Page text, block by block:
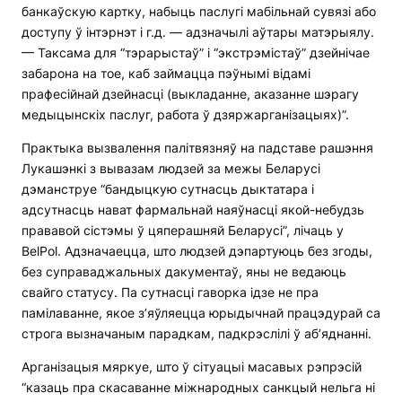
банкаўскую картку, набыць паслугі мабільнай сувязі або
доступу ў інтэрнэт і г.д. — адзначылі аўтары матэрыялу.
— Таксама для “тэрарыстаў” і “экстрэмістаў” дзейнічае
забарона на тое, каб займацца пэўнымі відамі
прафесійнай дзейнасці (выкладанне, аказанне шэрагу
медыцынскіх паслуг, работа ў дзяржарганізацыях)”.
Практыка вызвалення палітвязняў на падставе рашэння
Лукашэнкі з вывазам людзей за межы Беларусі
дэманструе “бандыцкую сутнасць дыктатара і
адсутнасць нават фармальнай наяўнасці якой-небудзь
прававой сістэмы ў цяперашняй Беларусі”, лічаць у
BelPol. Адзначаецца, што людзей дэпартуюць без згоды,
без суправаджальных дакументаў, яны не ведаюць
свайго статусу. Па сутнасці гаворка ідзе не пра
памілаванне, якое з’яўляецца юрыдычнай працэдурай са
строга вызначаным парадкам, падкрэслілі ў аб’яднанні.
Арганізацыя мяркуе, што ў сітуацыі масавых рэпрэсій
“казаць пра скасаванне міжнародных санкцый нельга ні